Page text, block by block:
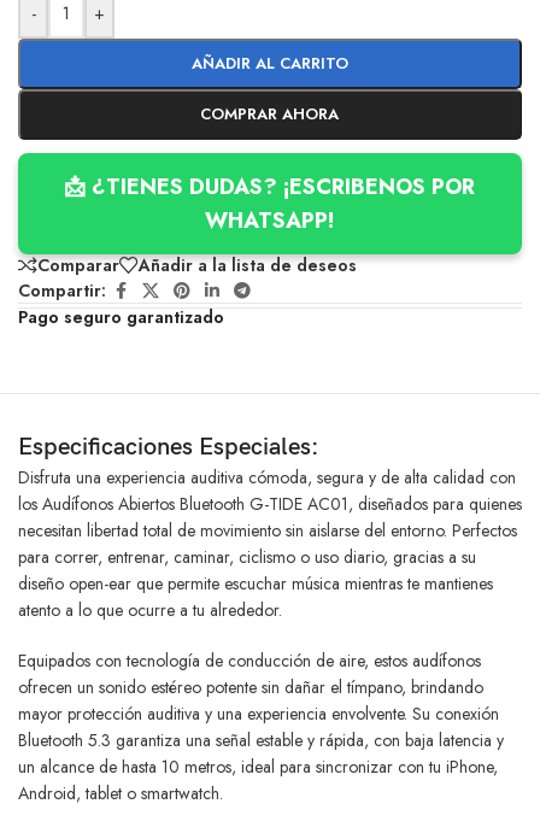
-
+
AÑADIR AL CARRITO
COMPRAR AHORA
📩 ¿TIENES DUDAS? ¡ESCRIBENOS POR
WHATSAPP!
Comparar
Añadir a la lista de deseos
Compartir:
Pago seguro garantizado
Especificaciones Especiales:
Disfruta una experiencia auditiva cómoda, segura y de alta calidad con
los Audífonos Abiertos Bluetooth G-TIDE AC01, diseñados para quienes
necesitan libertad total de movimiento sin aislarse del entorno. Perfectos
para correr, entrenar, caminar, ciclismo o uso diario, gracias a su
diseño open-ear que permite escuchar música mientras te mantienes
atento a lo que ocurre a tu alrededor.
Equipados con tecnología de conducción de aire, estos audífonos
ofrecen un sonido estéreo potente sin dañar el tímpano, brindando
mayor protección auditiva y una experiencia envolvente. Su conexión
Bluetooth 5.3 garantiza una señal estable y rápida, con baja latencia y
un alcance de hasta 10 metros, ideal para sincronizar con tu iPhone,
Android, tablet o smartwatch.